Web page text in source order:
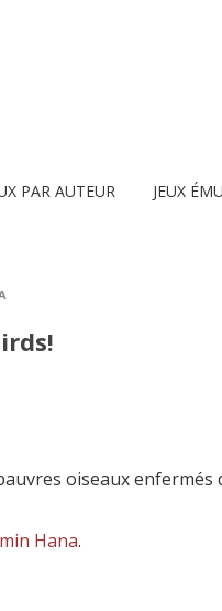
PAR AUTEUR JEUX
oiseaux enfermés
Hana.